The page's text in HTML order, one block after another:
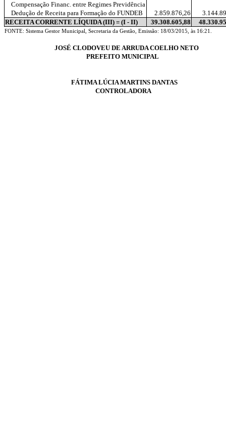
Compensação Financ. entre Regimes Previdência
Dedução de Receita para Formação do FUNDEB
2.859.876,26
RECEITA CORRENTE LÍQUIDA (III) = (I - II)
39.308.605,88
FONTE: Sistema Gestor Municipal, Secretaria da Gestão, Emissão: 18/03/2015, às 16:21.
JOSÉ CLODOVEU DE ARRUDA COELHO NETO
PREFEITO MUNICIPAL
FÁTIMA LÚCIA MARTINS DANTAS
CONTROLADORA